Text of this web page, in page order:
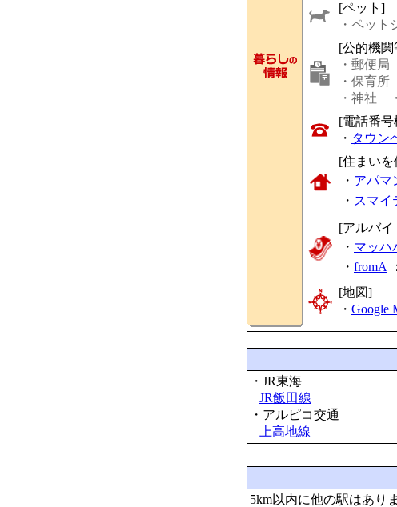
[ペット]
・ペット
[公的機関
・郵便局
・保育所
・神社
[電話番号
・ タウン
[住まい
・ アパマ
・ スマイ
[アルバイ
・ マッハ
・ fromA
[地図]
・ Google
・JR東海
JR飯田線
・アルピコ交通
上高地線
5km以内に他の駅はあり